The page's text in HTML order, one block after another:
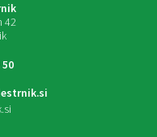
42
50